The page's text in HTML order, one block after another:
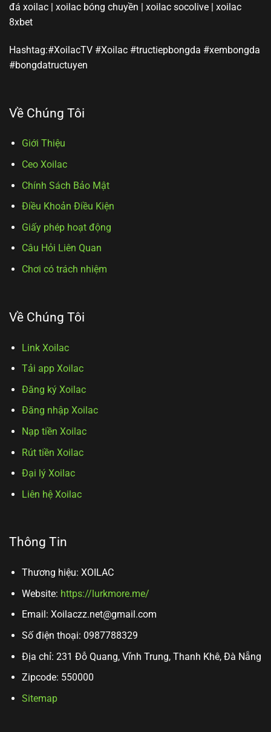
đá xoilac | xoilac bóng chuyền | xoilac socolive | xoilac
8xbet
Hashtag:#XoilacTV #Xoilac #tructiepbongda #xembongda
#bongdatructuyen
Về Chúng Tôi
Giới Thiệu
Ceo Xoilac
Chính Sách Bảo Mật
Điều Khoản Điều Kiện
Giấy phép hoạt động
Câu Hỏi Liên Quan
Chơi có trách nhiệm
Về Chúng Tôi
Link Xoilac
Tải app Xoilac
Đăng ký Xoilac
Đăng nhập Xoilac
Nạp tiền Xoilac
Rút tiền Xoilac
Đại lý Xoilac
Liên hệ Xoilac
Thông Tin
Thương hiệu: XOILAC
Website: https://lurkmore.me/
Email: Xoilaczz.net@gmail.com
Số điện thoại: 0987788329
Địa chỉ: 231 Đỗ Quang, Vĩnh Trung, Thanh Khê, Đà Nẵng
Zipcode: 550000
Sitemap